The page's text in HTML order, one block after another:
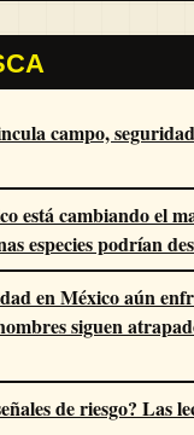
campo,
está cambiando el
especies podrían
en México aún
siguen
de riesgo? Las